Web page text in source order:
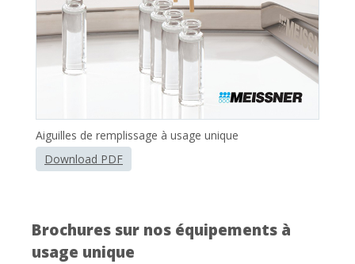
Aiguilles de remplissage à usage unique
Download PDF
Brochures sur nos équipements à
usage unique